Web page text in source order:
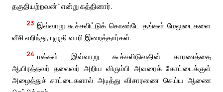
தகுதியற்றவன்” என்று கத்தினார்.
23 இவ்வாறு கூச்சலிட்டுக் கொண்டே தங்கள் மேலுடைகளை
வீசி எறிந்து, புழுதி வாரி இறைத்தார்கள்.
24 மக்கள் இவ்வாறு கூச்சலிடுவதின் காரணத்தை
ஆயிரத்தவர் தலைவர் அறிய விரும்பி அவரைக் கோட்டைக்குள்
அழைத்துச் சாட்டைகளால் அடித்து விசாரணை செய்ய ஆணை